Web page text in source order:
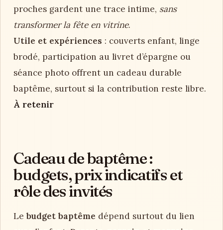
proches gardent une trace intime, sans
transformer la fête en vitrine.
Utile et expériences : couverts enfant, linge
brodé, participation au livret d’épargne ou
séance photo offrent un cadeau durable
baptême, surtout si la contribution reste libre.
À retenir
Cadeau de baptême :
budgets, prix indicatifs et
rôle des invités
Lebudget baptême dépend surtout du lien